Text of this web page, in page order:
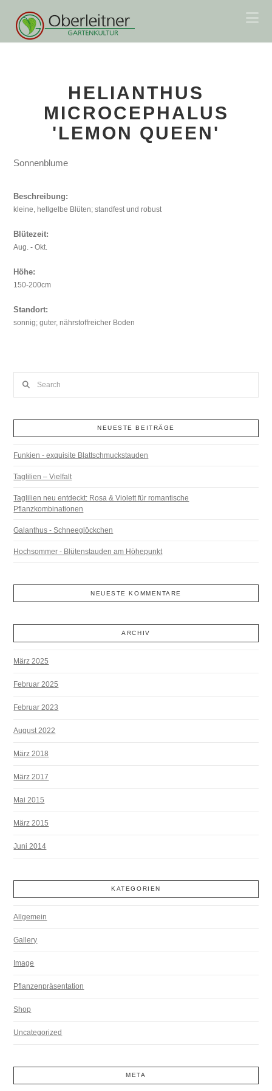
HELIANTHUS
MICROCEPHALUS
'LEMON QUEEN'
Sonnenblume
Beschreibung:
kleine, hellgelbe Blüten; standfest und robust
Blütezeit:
Aug. - Okt.
Höhe:
150-200cm
Standort:
sonnig; guter, nährstoffreicher Boden
NEUESTE BEITRÄGE
Funkien - exquisite Blattschmuckstauden
Taglilien – Vielfalt
Taglilien neu entdeckt: Rosa & Violett für romantische
Pflanzkombinationen
Galanthus - Schneeglöckchen
Hochsommer - Blütenstauden am Höhepunkt
NEUESTE KOMMENTARE
ARCHIV
März 2025
Februar 2025
Februar 2023
August 2022
März 2018
März 2017
Mai 2015
März 2015
Juni 2014
KATEGORIEN
Allgemein
Gallery
Image
Pflanzenpräsentation
Shop
Uncategorized
META